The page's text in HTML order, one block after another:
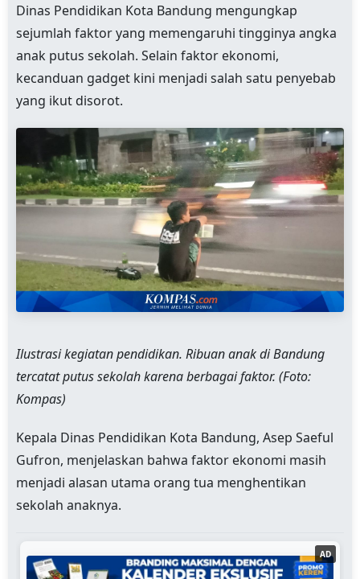
Dinas Pendidikan Kota Bandung mengungkap
sejumlah faktor yang memengaruhi tingginya angka
anak putus sekolah. Selain faktor ekonomi,
kecanduan gadget kini menjadi salah satu penyebab
yang ikut disorot.
Ilustrasi kegiatan pendidikan. Ribuan anak di Bandung
tercatat putus sekolah karena berbagai faktor. (Foto:
Kompas)
Kepala Dinas Pendidikan Kota Bandung, Asep Saeful
Gufron, menjelaskan bahwa faktor ekonomi masih
menjadi alasan utama orang tua menghentikan
sekolah anaknya.
AD